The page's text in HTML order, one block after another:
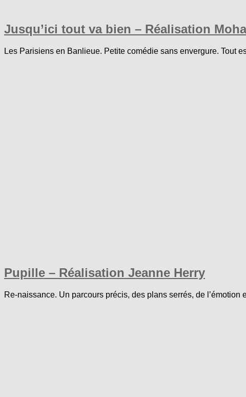
Jusqu’ici tout va bien – Réalisation
Les Parisiens en Banlieue. Petite comédie sans envergure. Tout
Pupille – Réalisation Jeanne Herry
Re-naissance. Un parcours précis, des plans serrés, de